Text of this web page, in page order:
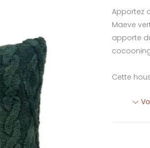
Apportez
Maeve
apporte
Cette